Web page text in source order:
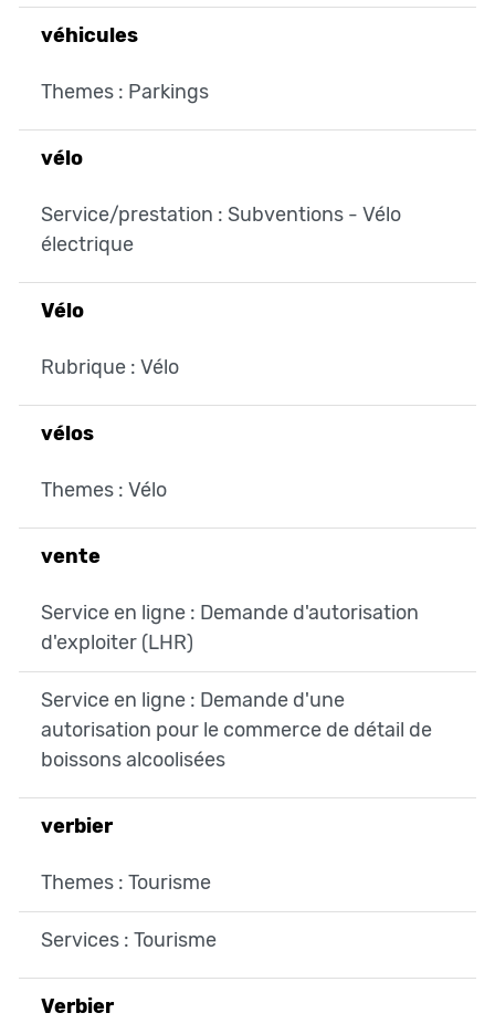
véhicules
Themes : Parkings
vélo
Service/prestation : Subventions - Vélo
électrique
Vélo
Rubrique : Vélo
vélos
Themes : Vélo
vente
Service en ligne : Demande d'autorisation
d'exploiter (LHR)
Service en ligne : Demande d'une
autorisation pour le commerce de détail de
boissons alcoolisées
verbier
Themes : Tourisme
Services : Tourisme
Verbier